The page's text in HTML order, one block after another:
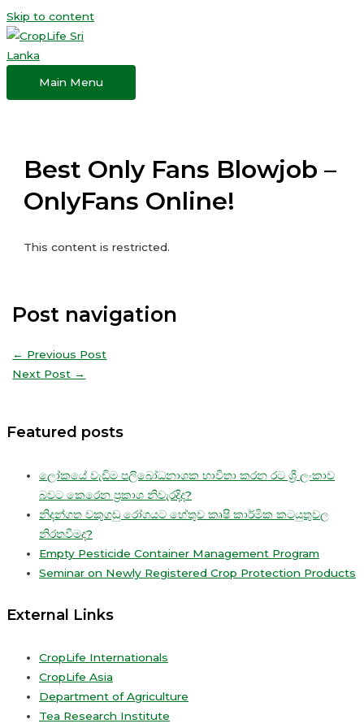
Skip to content
Main Menu
Best Only Fans Blowjob –
OnlyFans Online!
This content is restricted.
Post navigation
← Previous Post
Next Post →
Featured posts
ලෝකයේ වැඩිම පලිබෝධනාශක භාවිතා කරන රට ශ්‍රී ලංකාව
බවට කෙරෙන ප්‍රකාශ නිවැරදිද?
නිදන්ගත වකුගඩු රෝගයට හේතුව කෘෂි කාර්මික කටයුතුවල
නිරතවීමද?
Empty Pesticide Container Management Program
Seminar on Newly Registered Crop Protection Products
External Links
CropLife Internationals
CropLife Asia
Department of Agriculture
Tea Research Institute